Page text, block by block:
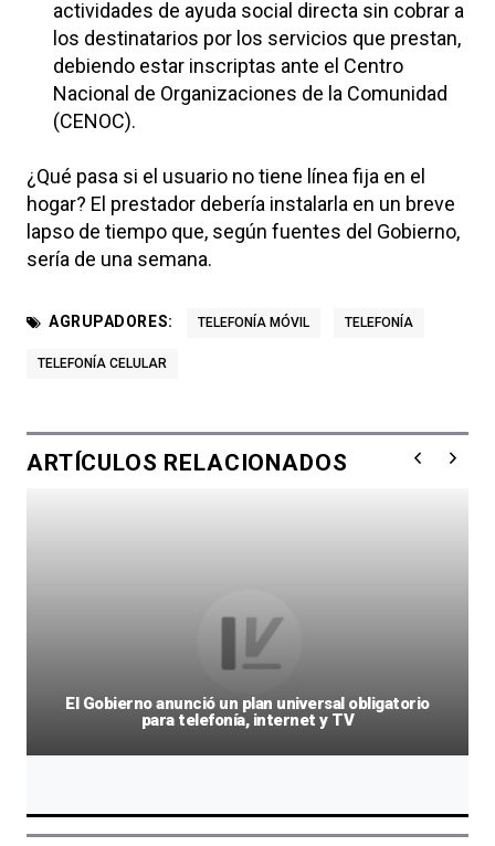
actividades de ayuda social directa sin cobrar a
los destinatarios por los servicios que prestan,
debiendo estar inscriptas ante el Centro
Nacional de Organizaciones de la Comunidad
(CENOC).
¿Qué pasa si el usuario no tiene línea fija en el
hogar? El prestador debería instalarla en un breve
lapso de tiempo que, según fuentes del Gobierno,
sería de una semana.
AGRUPADORES: TELEFONÍA MÓVIL TELEFONÍA
TELEFONÍA CELULAR
ARTÍCULOS RELACIONADOS
El Gobierno anunció un plan universal obligatorio
para telefonía, internet y TV